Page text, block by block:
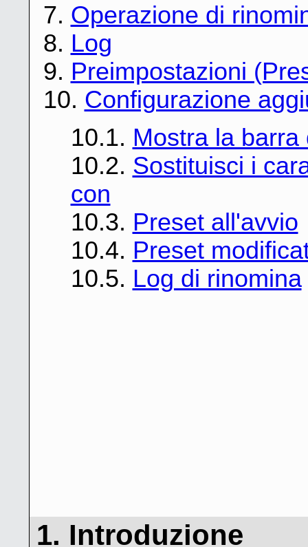
7. Operazione di
8. Log
9. Preimpostazioni
10. Configurazione
10.1. Mostra la
10.2. Sostituisci i
con
10.3. Preset all'avvio
10.4. Preset
10.5. Log di rinomina
1. Introduzione